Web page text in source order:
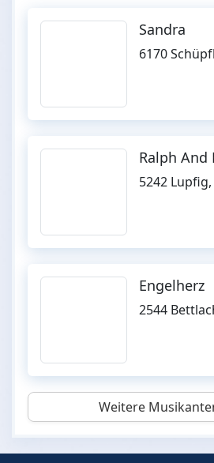
Sandra
6170
Ralph And
5242
Engelherz
2544
Weitere